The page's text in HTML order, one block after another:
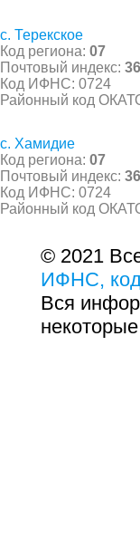
с. Терекское
Код региона: 07
Почтовый индекс:
Код ИФНС: 0724
Районный код
с. Хамидие
Код региона: 07
Почтовый индекс:
Код ИФНС: 0724
Районный код
© 2021
ИФНС,
Вся